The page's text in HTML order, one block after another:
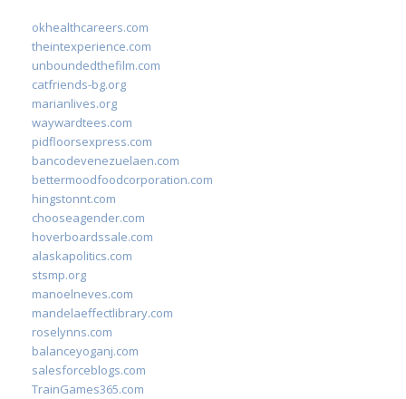
okhealthcareers.com
theintexperience.com
unboundedthefilm.com
catfriends-bg.org
marianlives.org
waywardtees.com
pidfloorsexpress.com
bancodevenezuelaen.com
bettermoodfoodcorporation.com
hingstonnt.com
chooseagender.com
hoverboardssale.com
alaskapolitics.com
stsmp.org
manoelneves.com
mandelaeffectlibrary.com
roselynns.com
balanceyoganj.com
salesforceblogs.com
TrainGames365.com